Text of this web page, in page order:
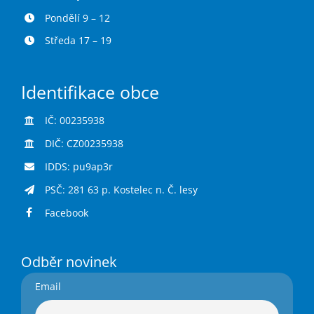
Pondělí 9 – 12
Středa 17 – 19
Identifikace obce
IČ: 00235938
DIČ: CZ00235938
IDDS: pu9ap3r
PSČ: 281 63 p. Kostelec n. Č. lesy
Facebook
Odběr novinek
Email